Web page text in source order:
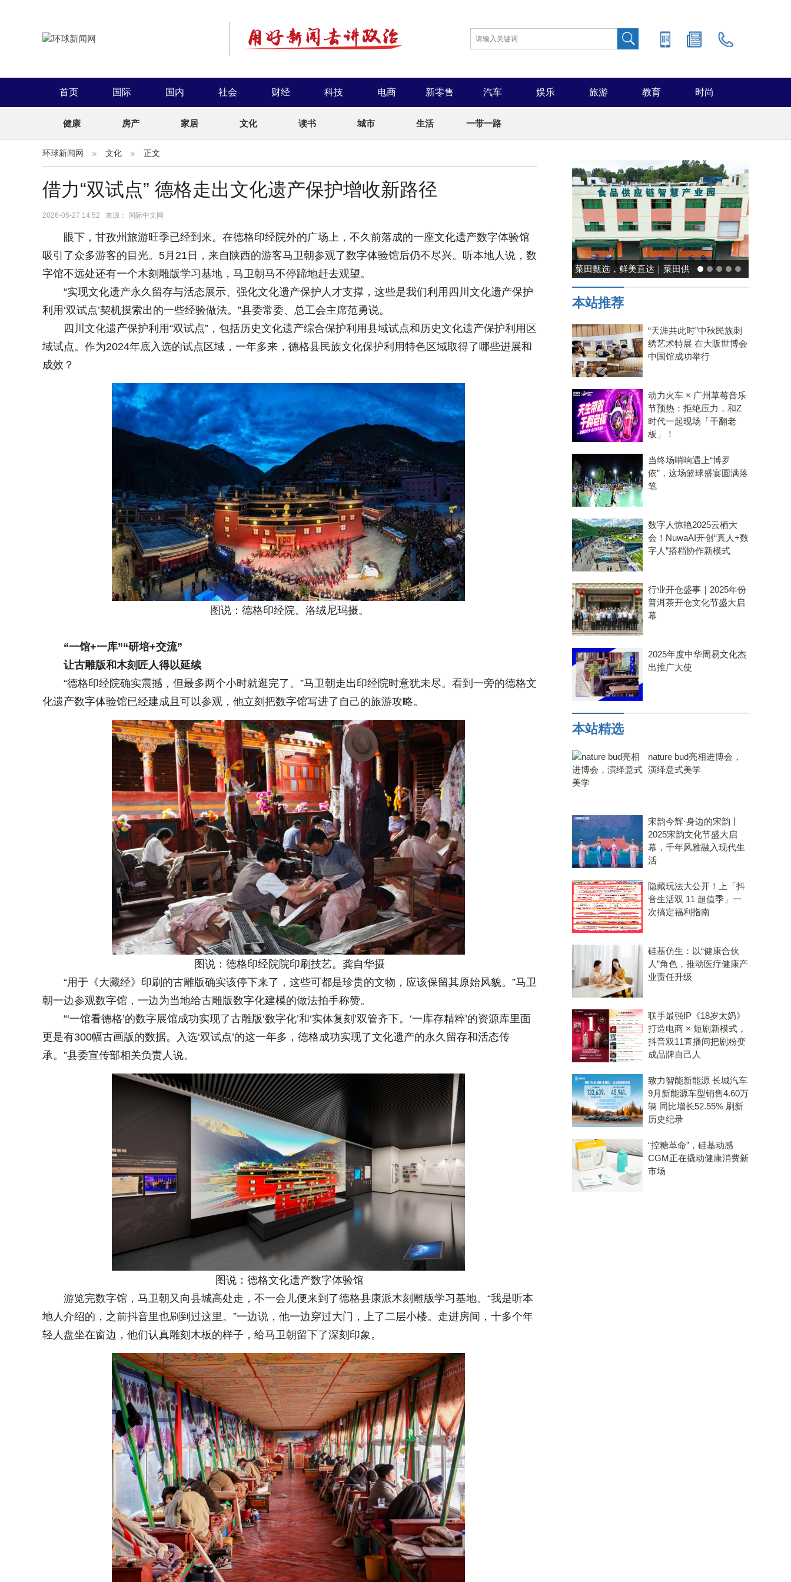
首页 国际 国内 社会 财经 科技 电商 新零售 汽车 娱乐 旅游 教育 时尚
健康 房产 家居 文化 读书 城市 生活 一带一路
环球新闻网 文化 正文
借力“双试点” 德格走出文化遗产保护增收新路径
2026-05-27 14:52 来源： 国际中文网
眼下，甘孜州旅游旺季已经到来。在德格印经院外的广场上，不久前落成的一座文化遗产数字体验馆
吸引了众多游客的目光。5月21日，来自陕西的游客马卫朝参观了数字体验馆后仍不尽兴。听本地人说，数
字馆不远处还有一个木刻雕版学习基地，马卫朝马不停蹄地赶去观望。
“实现文化遗产永久留存与活态展示、强化文化遗产保护人才支撑，这些是我们利用四川文化遗产保护
利用‘双试点’契机摸索出的一些经验做法。”县委常委、总工会主席范勇说。
四川文化遗产保护利用“双试点”，包括历史文化遗产综合保护利用县域试点和历史文化遗产保护利用区
域试点。作为2024年底入选的试点区域，一年多来，德格县民族文化保护利用特色区域取得了哪些进展和
成效？
图说：德格印经院。洛绒尼玛摄。
“一馆+一库”“研培+交流”
让古雕版和木刻匠人得以延续
“德格印经院确实震撼，但最多两个小时就逛完了。”马卫朝走出印经院时意犹未尽。看到一旁的德格文
化遗产数字体验馆已经建成且可以参观，他立刻把数字馆写进了自己的旅游攻略。
图说：德格印经院院印刷技艺。龚自华摄
“用于《大藏经》印刷的古雕版确实该停下来了，这些可都是珍贵的文物，应该保留其原始风貌。”马卫
朝一边参观数字馆，一边为当地给古雕版数字化建模的做法拍手称赞。
“‘一馆看德格’的数字展馆成功实现了古雕版‘数字化’和‘实体复刻’双管齐下。‘一库存精粹’的资源库里面
更是有300幅古画版的数据。入选‘双试点’的这一年多，德格成功实现了文化遗产的永久留存和活态传
承。”县委宣传部相关负责人说。
图说：德格文化遗产数字体验馆
游览完数字馆，马卫朝又向县城高处走，不一会儿便来到了德格县康派木刻雕版学习基地。“我是听本
地人介绍的，之前抖音里也刷到过这里。”一边说，他一边穿过大门，上了二层小楼。走进房间，十多个年
轻人盘坐在窗边，他们认真雕刻木板的样子，给马卫朝留下了深刻印象。
能率日式厨房美学：既要此刻
温馨，也要未来可期
本站推荐
“天涯共此时”中秋民族刺
绣艺术特展 在大阪世博会
中国馆成功举行
动力火车 × 广州草莓音乐
节预热：拒绝压力，和Z
时代一起现场「干翻老
板」！
当终场哨响遇上“博罗
依”，这场篮球盛宴圆满落
笔
数字人惊艳2025云栖大
会！NuwaAI开创“真人+数
字人”搭档协作新模式
行业开仓盛事｜2025年份
普洱茶开仓文化节盛大启
幕
2025年度中华周易文化杰
出推广大使
本站精选
nature bud亮相进博会，
演绎意式美学
宋韵今辉·身边的宋韵丨
2025宋韵文化节盛大启
幕，千年风雅融入现代生
活
隐藏玩法大公开！上「抖
音生活双 11 超值季」一
次搞定福利指南
硅基仿生：以“健康合伙
人”角色，推动医疗健康产
业责任升级
联手最强IP《18岁太奶》
打造电商 × 短剧新模式，
抖音双11直播间把剧粉变
成品牌自己人
致力智能新能源 长城汽车
9月新能源车型销售4.60万
辆 同比增长52.55% 刷新
历史纪录
“控糖革命”，硅基动感
CGM正在撬动健康消费新
市场